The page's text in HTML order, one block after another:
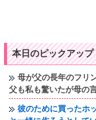
本日のピックアッ
母が父の長年のフリ
父も私も驚いたが母の
彼のために買ったホ